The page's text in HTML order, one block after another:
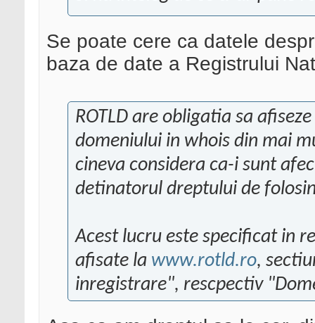
Se poate cere ca datele
baza de date a Registrului
ROTLD are obligatia sa
domeniului in whois din mai
cineva considera ca-i sunt
detinatorul dreptului de
Acest lucru este specificat in
afisate la www.rotld.ro,
inregistrare", rescpectiv